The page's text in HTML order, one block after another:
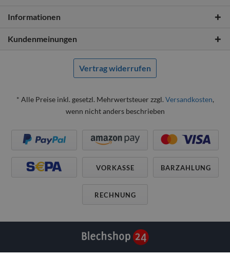
Informationen
Kundenmeinungen
Vertrag widerrufen
* Alle Preise inkl. gesetzl. Mehrwertsteuer zzgl. Versandkosten,
wenn nicht anders beschrieben
VORKASSE BARZAHLUNG
RECHNUNG